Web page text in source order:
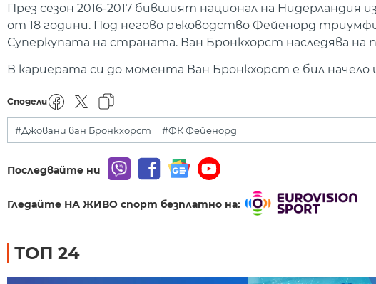
През сезон 2016-2017 бившият национал на Нидерландия
от 18 години. Под негово ръководство Фейенорд
Суперкупата на страната. Ван Бронкхорст наследява на
В кариерата си до момента Ван Бронкхорст е бил
Сподели
#Джовани ван Бронкхорст #ФК Фейенорд
Последвайте ни
Гледайте НА ЖИВО спорт безплатно на:
ТОП 24